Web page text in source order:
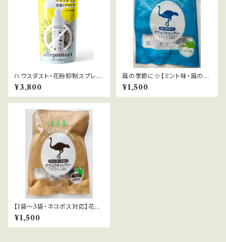
ハウスダスト・花粉抑制スプレー
【アレプロテクト】無香料 ☆大容
量でお得！約650回使用可。
¥3,800
風の季節に☆【ミント味・風の季
節＋】パワーアップバージョン/
風の季節のダチョウキャンディー
(ミント味)
¥1,500
【1袋〜3袋・ネコポス対応】花粉
対策に年中オススメ!! パワーア
ップバージョン花粉が舞う季節
のダチョウキャンディー・黒糖味
¥1,500